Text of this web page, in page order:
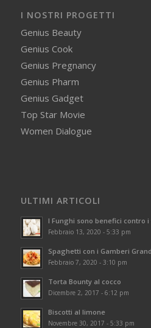
I NOSTRI PROGETTI
Genius Beauty
Genius Cook
Genius Pregnancy
Genius Pharm
Genius Gadget
Top Star Movie
Women Dialogue
ULTIMI ARTICOLI
I Funghi sono benefici contro i
Febbraio 13, 2020 - 5:33 pm
Spaghetti con i Gamberi
Febbraio 7, 2020 - 3:10 pm
Torta Bounty al cocco
Dicembre 2, 2017 - 6:12 pm
Biscotti al limone
Novembre 30, 2017 - 5:33 pm